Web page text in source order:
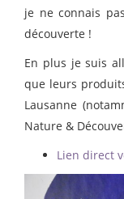
je ne connais
découverte !
En plus je suis
que leurs
Lausanne
Nature &
Lien direct